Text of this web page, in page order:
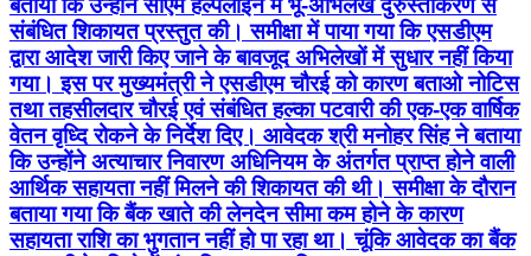
बताया कि उन्होंने सीएम हेल्पलाइन में भू-अभिलेख दुरुस्तीकरण से
संबंधित शिकायत प्रस्तुत की। समीक्षा में पाया गया कि एसडीएम
द्वारा आदेश जारी किए जाने के बावजूद अभिलेखों में सुधार नहीं किया
गया। इस पर मुख्यमंत्री ने एसडीएम चौरई को कारण बताओ नोटिस
तथा तहसीलदार चौरई एवं संबंधित हल्का पटवारी की एक-एक वार्षिक
वेतन वृध्दि रोकने के निर्देश दिए। आवेदक श्री मनोहर सिंह ने बताया
कि उन्होंने अत्याचार निवारण अधिनियम के अंतर्गत प्राप्त होने वाली
आर्थिक सहायता नहीं मिलने की शिकायत की थी। समीक्षा के दौरान
बताया गया कि बैंक खाते की लेनदेन सीमा कम होने के कारण
सहायता राशि का भुगतान नहीं हो पा रहा था। चूंकि आवेदक का बैंक